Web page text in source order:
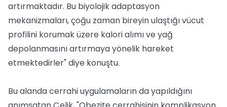
artırmaktadır. Bu biyolojik adaptasyon
mekanizmaları, çoğu zaman bireyin ulaştığı vücut
profilini korumak üzere kalori alımı ve yağ
depolanmasını artırmaya yönelik hareket
etmektedirler" diye konuştu.
Bu alanda cerrahi uygulamaların da yapıldığını